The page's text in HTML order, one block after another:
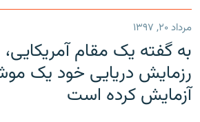
مرداد ۲۰, ۱۳۹۷
به گفته یک مقام آمریکایی،
رزمایش دریایی خود یک
آزمایش کرده است